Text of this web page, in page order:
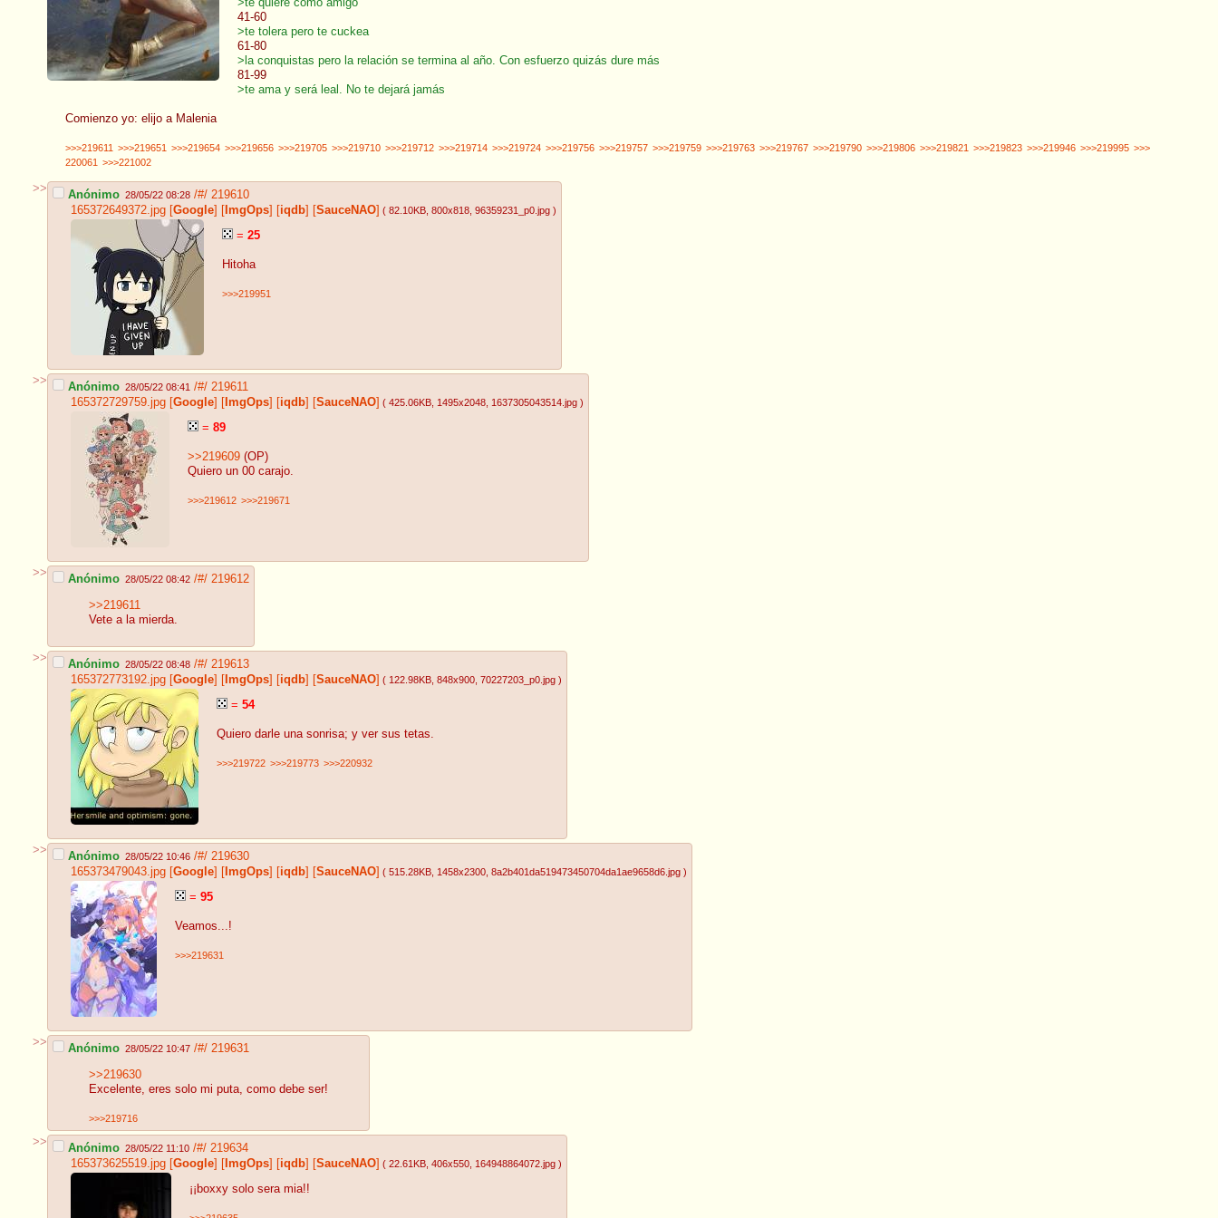
>te quiere como amigo
41-60
>te tolera pero te cuckea
61-80
>la conquistas pero la relación se termina al año. Con esfuerzo quizás dure más
81-99
>te ama y será leal. No te dejará jamás
Comienzo yo: elijo a Malenia
>>>219611 >>>219651 >>>219654 >>>219656 >>>219705 >>>219710 >>>219712 >>>219714 >>>219724 >>>219756 >>>219757 >>>219759 >>>219763 >>>219767 >>>219790 >>>219806 >>>219821 >>>219823 >>>219946 >>>219995 >>>
220061
>>>221002
>> Anónimo 28/05/22 08:28 /#/ 219610
165372649372.jpg [Google] [ ImgOps] [iqdb] [SauceNAO] ( 82.10KB , 800x818 , 96359231_p0.jpg )
= 25
Hitoha
>>>219951
>> Anónimo 28/05/22 08:41 /#/ 219611
165372729759.jpg [Google] [ ImgOps] [iqdb] [SauceNAO] ( 425.06KB , 1495x2048 , 1637305043514.jpg )
= 89
>>219609 (OP)
Quiero un 00 carajo.
>>>219612 >>>219671
>> Anónimo 28/05/22 08:42 /#/ 219612
>>219611
Vete a la mierda.
>> Anónimo 28/05/22 08:48 /#/ 219613
165372773192.jpg [Google] [ ImgOps] [iqdb] [SauceNAO] ( 122.98KB , 848x900 , 70227203_p0.jpg )
= 54
Quiero darle una sonrisa; y ver sus tetas.
>>>219722 >>>219773 >>>220932
>> Anónimo 28/05/22 10:46 /#/ 219630
165373479043.jpg [Google] [ ImgOps] [iqdb] [SauceNAO] ( 515.28KB , 1458x2300 , 8a2b401da519473450704da1ae9658d6.jpg )
= 95
Veamos...!
>>>219631
>> Anónimo 28/05/22 10:47 /#/ 219631
>>219630
Excelente, eres solo mi puta, como debe ser!
>>>219716
>> Anónimo 28/05/22 11:10 /#/ 219634
165373625519.jpg [Google] [ ImgOps] [iqdb] [SauceNAO] ( 22.61KB , 406x550 , 164948864072.jpg )
¡¡boxxy solo sera mia!!